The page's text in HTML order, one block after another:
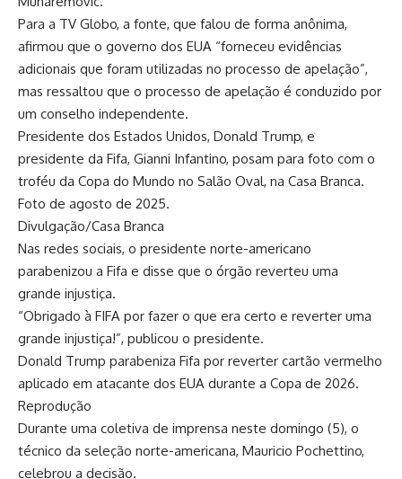
Para a TV Globo, a fonte, que falou de forma anônima,
afirmou que o governo dos EUA “forneceu evidências
adicionais que foram utilizadas no processo de apelação”,
mas ressaltou que o processo de apelação é conduzido por
um conselho independente.
Presidente dos Estados Unidos, Donald Trump, e
presidente da Fifa, Gianni Infantino, posam para foto com o
troféu da Copa do Mundo no Salão Oval, na Casa Branca.
Foto de agosto de 2025.
Divulgação/Casa Branca
Nas redes sociais, o presidente norte-americano
parabenizou a Fifa e disse que o órgão reverteu uma
grande injustiça.
“Obrigado à FIFA por fazer o que era certo e reverter uma
grande injustiça!”, publicou o presidente.
Donald Trump parabeniza Fifa por reverter cartão vermelho
aplicado em atacante dos EUA durante a Copa de 2026.
Reprodução
Durante uma coletiva de imprensa neste domingo (5), o
técnico da seleção norte-americana, Mauricio Pochettino,
celebrou a decisão.